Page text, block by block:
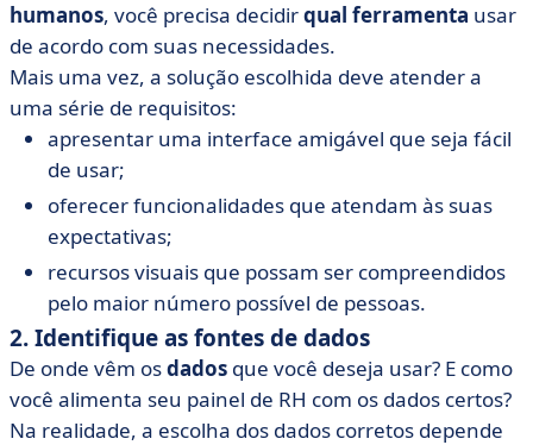
humanos, você precisa decidirqual ferramenta usar
de acordo com suas necessidades.
Mais uma vez, a solução escolhida deve atender a
uma série de requisitos:
apresentar uma interface amigável que seja fácil
de usar;
oferecer funcionalidades que atendam às suas
expectativas;
recursos visuais que possam ser compreendidos
pelo maior número possível de pessoas.
2. Identifique as fontes de dados
De onde vêm osdados que você deseja usar? E como
você alimenta seu painel de RH com os dados certos?
Na realidade, a escolha dos dados corretos depende